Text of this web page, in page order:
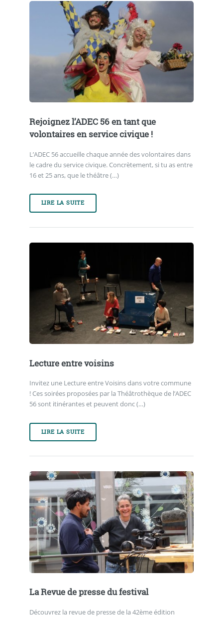
Rejoignez l’ADEC 56 en tant que
volontaires en service civique !
L’ADEC 56 accueille chaque année des volontaires dans
le cadre du service civique. Concrètement, si tu as entre
16 et 25 ans, que le théâtre (…)
LIRE LA SUITE
Lecture entre voisins
Invitez une Lecture entre Voisins dans votre commune
! Ces soirées proposées par la Théâtrothèque de l’ADEC
56 sont itinérantes et peuvent donc (…)
LIRE LA SUITE
La Revue de presse du festival
Découvrez la revue de presse de la 42ème édition